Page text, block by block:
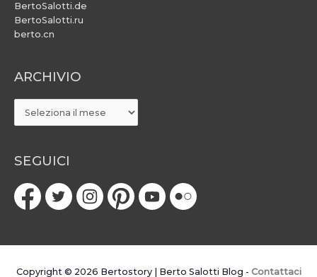
BertoSalotti.de
BertoSalotti.ru
berto.cn
ARCHIVIO
ARCHIVIO
SEGUICI
Copyright © 2026 Bertostory | Berto Salotti Blog - Contattaci